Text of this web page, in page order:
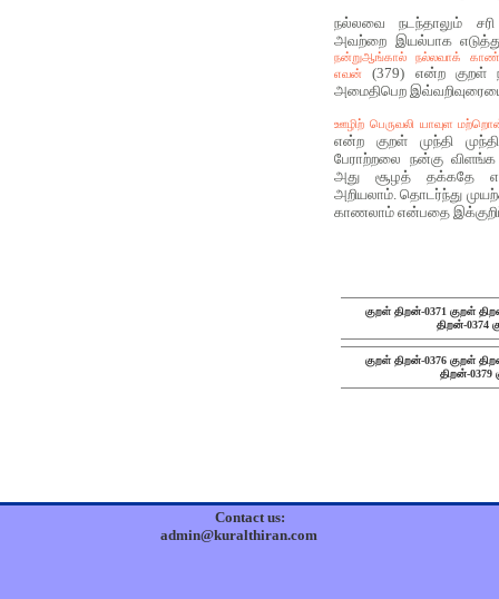
நல்லவை நடந்தாலும்
அவற்றை இயல்பாக
நன்றுஆங்கால் நல்லவாக்
எவன்
(379) என்ற குறள்
அமைதிபெற
ஊழிற் பெருவலி யாவுள
என்ற குறள் முந்தி
பேராற்றலை நன்கு
அது சூழத் தக்கதே
அறியலாம். தொடர்ந்து
காணலாம் என்பதை
குறள் திறன்-0371 குறள்
திறன்-0374
குறள் திறன்-0376 குறள்
திறன்-0379
Contact us:
admin@kuralthiran.com